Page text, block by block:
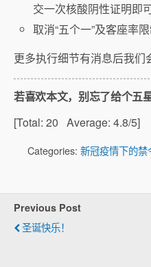
交一次核酸阴性证明即可
取消“五个一”及客座率限
更多执行细节有消息后我们
若喜欢本文，别忘了给个五
[Total: 20 Average: 4.8/5]
Categories: 新冠疫情下的
Previous Post
圣诞快乐！